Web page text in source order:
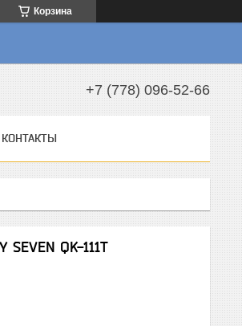
Корзина
+7 (778) 096-52-66
КОНТАКТЫ
QK-111T